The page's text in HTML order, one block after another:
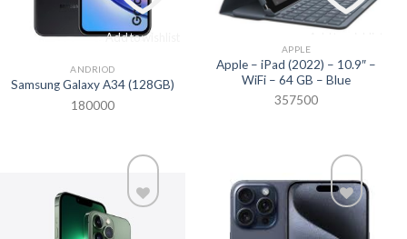
Add to wishlist
ANDRIOD
Samsung Galaxy A34 (128GB)
180000
APPLE
Apple – iPad (2022) – 10.9″ –
WiFi – 64 GB – Blue
357500